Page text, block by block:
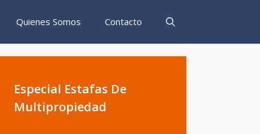
Quienes Somos Contacto
Especial Estafas De
Multipropiedad